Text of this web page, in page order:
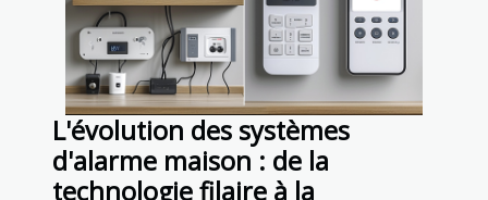
L'évolution des systèmes
d'alarme maison : de la
technologie filaire à la